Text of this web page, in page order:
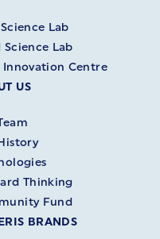
Lab
Science Lab
Innovation Centre
US
Thinking
Fund
BRANDS